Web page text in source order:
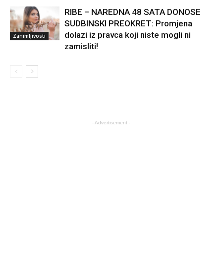
Zanimljivosti
RIBE – NAREDNA 48 SATA DONOSE
SUDBINSKI PREOKRET: Promjena
dolazi iz pravca koji niste mogli ni
zamisliti!
- Advertisement -